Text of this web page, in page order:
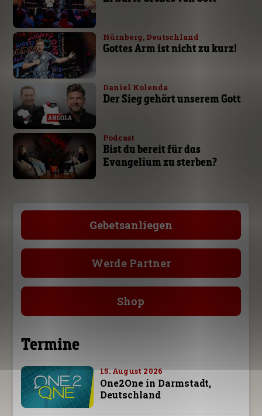
Nürnberg, Deutschland
Gottes Arm ist nicht zu kurz!
Daniel Kolenda
Der Sieg gehört unserem Gott
Podcast
Bist du bereit für das
Evangelium zu sterben?
Gebetsanliegen
Werde Partner
Shop
Termine
15. August 2026
One2One in Darmstadt,
Deutschland